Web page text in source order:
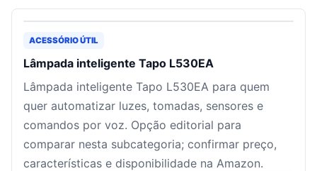
ACESSÓRIO ÚTIL
Lâmpada inteligente Tapo L530EA
Lâmpada inteligente Tapo L530EA para quem
quer automatizar luzes, tomadas, sensores e
comandos por voz. Opção editorial para
comparar nesta subcategoria; confirmar preço,
características e disponibilidade na Amazon.